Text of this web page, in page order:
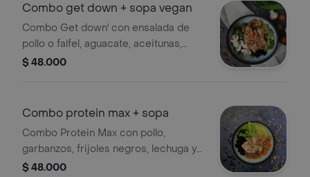
Combo get down + sopa vegan
Combo Get down' con ensalada de
pollo o falfel, aguacate, aceitunas,
champiñones y almendras y sopa
$ 48.000
Combo protein max + sopa
Combo Protein Max con pollo,
garbanzos, frijoles negros, lechuga y
quinua, acompañado de una sopa
$ 48.000